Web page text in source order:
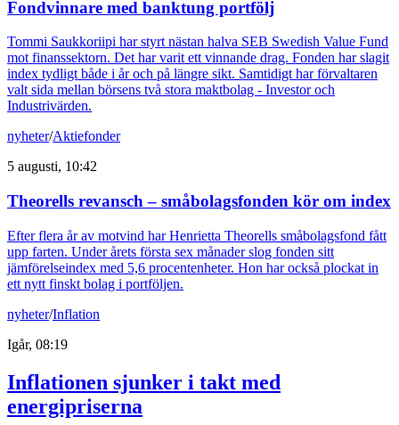
Fondvinnare med banktung portfölj
Tommi Saukkoriipi har styrt nästan halva SEB Swedish Value Fund
mot finanssektorn. Det har varit ett vinnande drag. Fonden har slagit
index tydligt både i år och på längre sikt. Samtidigt har förvaltaren
valt sida mellan börsens två stora maktbolag - Investor och
Industrivärden.
nyheter/Aktiefonder
5 augusti, 10:42
Theorells revansch – småbolagsfonden kör om index
Efter flera år av motvind har Henrietta Theorells småbolagsfond fått
upp farten. Under årets första sex månader slog fonden sitt
jämförelseindex med 5,6 procentenheter. Hon har också plockat in
ett nytt finskt bolag i portföljen.
nyheter/Inflation
Igår, 08:19
Inflationen sjunker i takt med
energipriserna